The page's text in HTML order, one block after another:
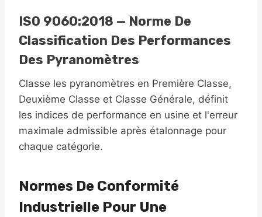
ISO 9060:2018 — Norme De
Classification Des Performances
Des Pyranomètres
Classe les pyranomètres en Première Classe,
Deuxième Classe et Classe Générale, définit
les indices de performance en usine et l'erreur
maximale admissible après étalonnage pour
chaque catégorie.
Normes De Conformité
Industrielle Pour Une